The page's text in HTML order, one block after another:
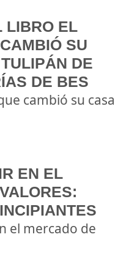
LIBRO EL
SU
DE
DE BES
cambió su casa
EN EL
el mercado de